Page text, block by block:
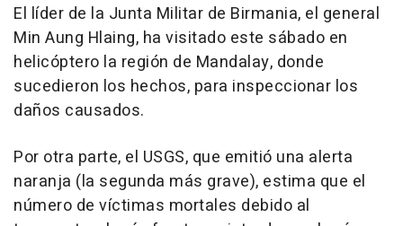
El líder de la Junta Militar de Birmania, el general
Min Aung Hlaing, ha visitado este sábado en
helicóptero la región de Mandalay, donde
sucedieron los hechos, para inspeccionar los
daños causados.
Por otra parte, el USGS, que emitió una alerta
naranja (la segunda más grave), estima que el
número de víctimas mortales debido al